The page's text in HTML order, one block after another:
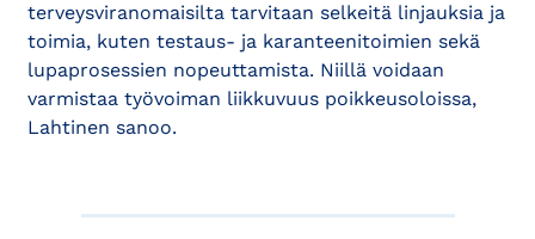
terveysviranomaisilta tarvitaan selkeitä linjauksia ja
toimia, kuten testaus- ja karanteenitoimien sekä
lupaprosessien nopeuttamista. Niillä voidaan
varmistaa työvoiman liikkuvuus poikkeusoloissa,
Lahtinen sanoo.